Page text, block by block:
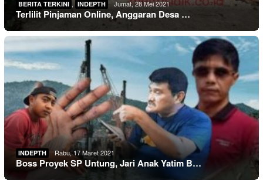
BERITA TERKINI , INDEPTH Jumat, 28 Mei 2021
Terlilit Pinjaman Online, Anggaran Desa …
INDEPTH Rabu, 17 Maret 2021
Boss Proyek SP Untung, Jari Anak Yatim B…